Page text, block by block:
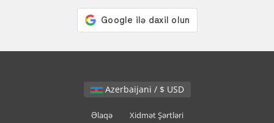
Azerbaijani / $ USD
Əlaqə Xidmət Şərtləri